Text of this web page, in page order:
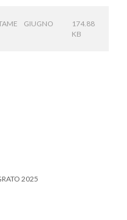
GIUGNO
174.88
KB
2025